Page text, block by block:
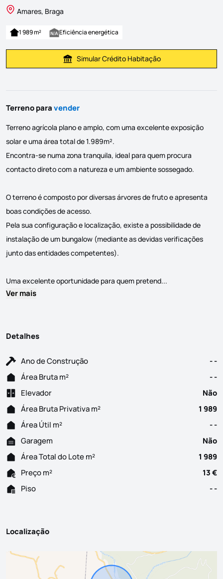
Amares, Braga
1 989 m² Eficiência energética
Simular Prestação
Simular Crédito Habitação
Terreno paravender
Terreno agrícola plano e amplo, com uma excelente exposição
solar e uma área total de 1.989m².
Encontra-se numa zona tranquila, ideal para quem procura
contacto direto com a natureza e um ambiente sossegado.
O terreno é composto por diversas árvores de fruto e apresenta
boas condições de acesso.
Pela sua configuração e localização, existe a possibilidade de
instalação de um bungalow (mediante as devidas verificações
junto das entidades competentes).
Uma excelente oportunidade para quem pretend...
Ver mais
Detalhes
Ano de Construção
- -
Área Bruta m²
- -
Elevador
Não
Área Bruta Privativa m²
1 989
Área Útil m²
- -
Garagem
Não
Área Total do Lote m²
1 989
Preço m²
13 €
Piso
- -
Localização